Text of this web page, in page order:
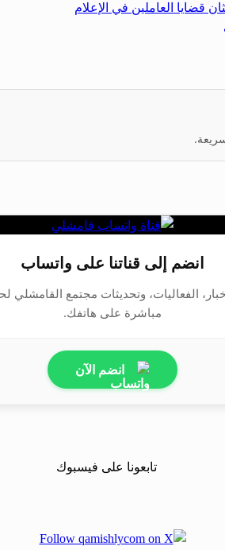
قضايا العاملين في الإعلام
انضم إلى قناتنا على واتساب
الفعاليات، وتحديثات مجتمع القامشلي
مباشرة على هاتفك.
انضم الآن